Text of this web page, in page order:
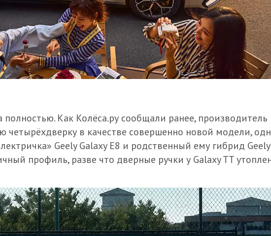
полностью. Как Колёса.ру сообщали ранее, производитель
четырёхдверку в качестве совершенно новой модели,
Geely Galaxy E8 и родственный ему гибрид Geely
профиль, разве что дверные ручки у Galaxy TT